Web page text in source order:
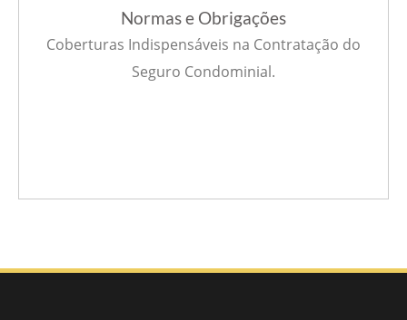
Normas e Obrigações
Coberturas Indispensáveis na Contratação do
Seguro Condominial.